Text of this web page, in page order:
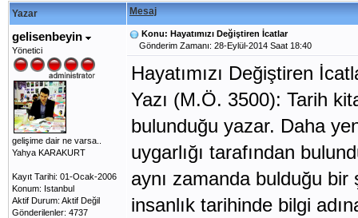
Yazar Mesaj
gelisenbeyin
Yönetici
gelişime dair ne varsa..
Yahya KARAKURT
Kayıt Tarihi: 01-Ocak-2006
Konum: Istanbul
Aktif Durum: Aktif Değil
Gönderilenler: 4737
Konu: Hayatımızı Değiştiren İcatlar
Gönderim Zamanı: 28-Eylül-2014 Saat 18:40
Hayatımızı Değiştiren
Yazı (M.Ö. 3500): Tarih
bulunduğu yazar. Daha
uygarlığı tarafından
aynı zamanda bulduğu bir
insanlık tarihinde bilgi